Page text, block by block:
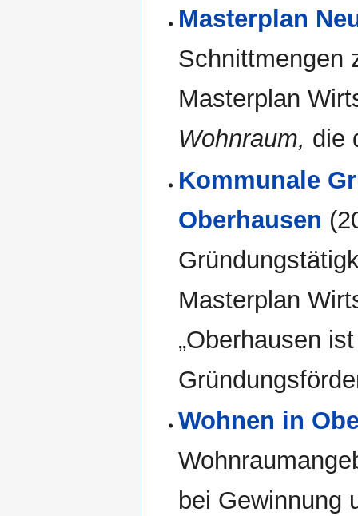
Masterplan
Schnittmengen
Masterplan
Wohnraum, die
Kommunale
Oberhausen
Masterplan
„Oberhausen
Wohnen in
bei Gewinnung